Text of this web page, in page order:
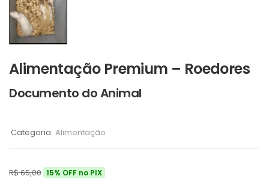
Alimentação Premium – Roedores
Documento do Animal
Categoria: Alimentação
R$65,00 15% OFF no PIX